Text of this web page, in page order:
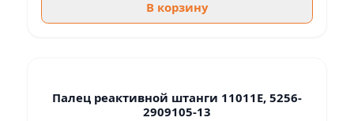
В корзину
Палец реактивной штанги 11011E, 5256-
2909105-13